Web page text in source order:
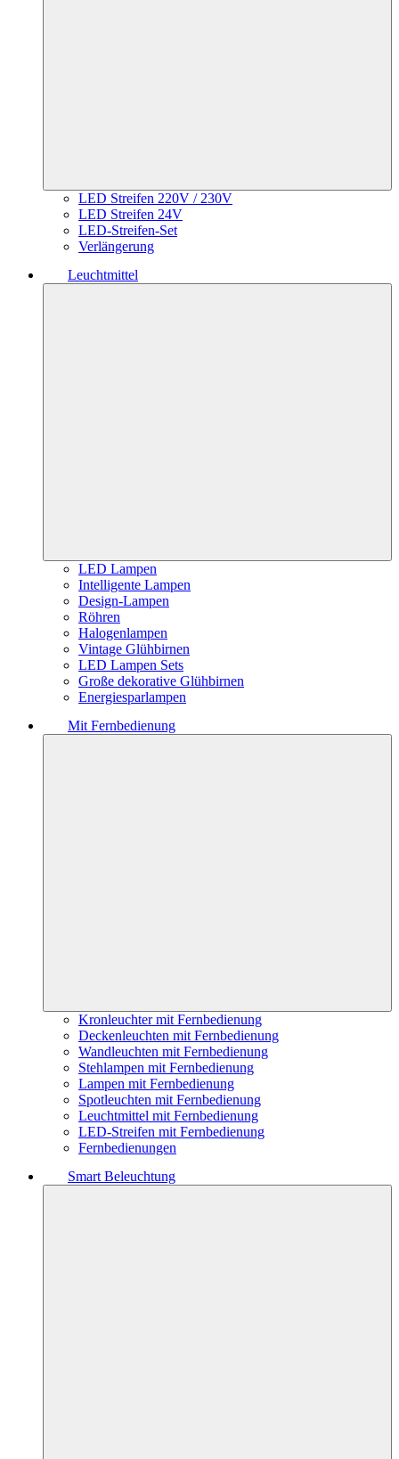
LED Streifen 220V / 230V
LED Streifen 24V
LED-Streifen-Set
Verlängerung
Leuchtmittel
LED Lampen
Intelligente Lampen
Design-Lampen
Röhren
Halogenlampen
Vintage Glühbirnen
LED Lampen Sets
Große dekorative Glühbirnen
Energiesparlampen
Mit Fernbedienung
Kronleuchter mit Fernbedienung
Deckenleuchten mit Fernbedienung
Wandleuchten mit Fernbedienung
Stehlampen mit Fernbedienung
Lampen mit Fernbedienung
Spotleuchten mit Fernbedienung
Leuchtmittel mit Fernbedienung
LED-Streifen mit Fernbedienung
Fernbedienungen
Smart Beleuchtung